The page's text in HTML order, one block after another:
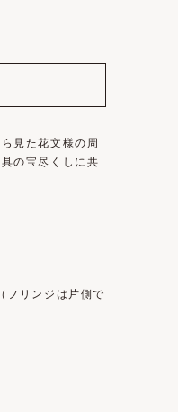
見た花文様の周
の宝尽くしに共
フリンジは片側で